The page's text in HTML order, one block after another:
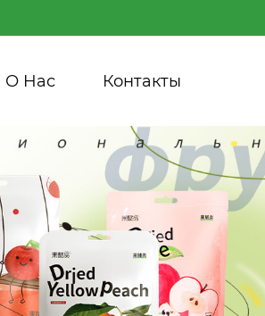
О Hас Контакты